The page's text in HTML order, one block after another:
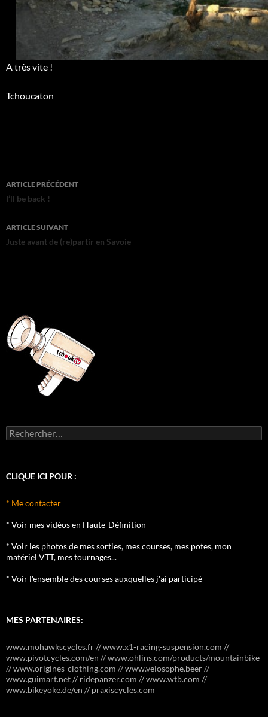
A très vite !
Tchoucaton
Navigation
des
articles
ARTICLE PRÉCÉDENT
I’ll be back !
ARTICLE SUIVANT
Juste avant de (re)partir en Savoie
Rechercher :
CLIQUE ICI POUR :
* Me contacter
* Voir mes vidéos en Haute-Définition
* Voir les photos de mes sorties, mes courses, mes potes, mon
matériel VTT, mes tournages...
* Voir l'ensemble des courses auxquelles j'ai participé
MES PARTENAIRES:
www.mohawkscycles.fr // www.x1-racing-suspension.com //
www.pivotcycles.com/en // www.ohlins.com/products/mountainbike
// www.origines-clothing.com // www.velosophe.beer //
www.guimart.net // ridepanzer.com // www.wtb.com //
www.bikeyoke.de/en // praxiscycles.com